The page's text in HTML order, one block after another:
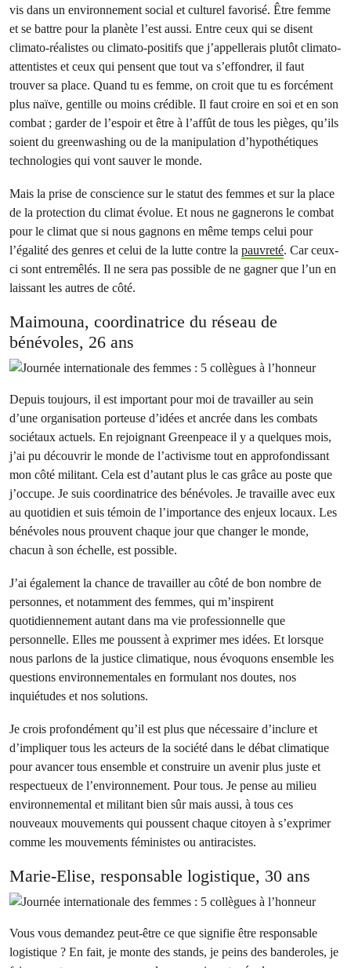
vis dans un environnement social et culturel favorisé. Être femme
et se battre pour la planète l’est aussi. Entre ceux qui se disent
climato-réalistes ou climato-positifs que j’appellerais plutôt climato-
attentistes et ceux qui pensent que tout va s’effondrer, il faut
trouver sa place. Quand tu es femme, on croit que tu es forcément
plus naïve, gentille ou moins crédible. Il faut croire en soi et en son
combat ; garder de l’espoir et être à l’affût de tous les pièges, qu’ils
soient du greenwashing ou de la manipulation d’hypothétiques
technologies qui vont sauver le monde.
Mais la prise de conscience sur le statut des femmes et sur la place
de la protection du climat évolue. Et nous ne gagnerons le combat
pour le climat que si nous gagnons en même temps celui pour
l’égalité des genres et celui de la lutte contre la pauvreté. Car ceux-
ci sont entremêlés. Il ne sera pas possible de ne gagner que l’un en
laissant les autres de côté.
Maimouna, coordinatrice du réseau de
bénévoles, 26 ans
Depuis toujours, il est important pour moi de travailler au sein
d’une organisation porteuse d’idées et ancrée dans les combats
sociétaux actuels. En rejoignant Greenpeace il y a quelques mois,
j’ai pu découvrir le monde de l’activisme tout en approfondissant
mon côté militant. Cela est d’autant plus le cas grâce au poste que
j’occupe. Je suis coordinatrice des bénévoles. Je travaille avec eux
au quotidien et suis témoin de l’importance des enjeux locaux. Les
bénévoles nous prouvent chaque jour que changer le monde,
chacun à son échelle, est possible.
J’ai également la chance de travailler au côté de bon nombre de
personnes, et notamment des femmes, qui m’inspirent
quotidiennement autant dans ma vie professionnelle que
personnelle. Elles me poussent à exprimer mes idées. Et lorsque
nous parlons de la justice climatique, nous évoquons ensemble les
questions environnementales en formulant nos doutes, nos
inquiétudes et nos solutions.
Je crois profondément qu’il est plus que nécessaire d’inclure et
d’impliquer tous les acteurs de la société dans le débat climatique
pour avancer tous ensemble et construire un avenir plus juste et
respectueux de l’environnement. Pour tous. Je pense au milieu
environnemental et militant bien sûr mais aussi, à tous ces
nouveaux mouvements qui poussent chaque citoyen à s’exprimer
comme les mouvements féministes ou antiracistes.
Marie-Elise, responsable logistique, 30 ans
Vous vous demandez peut-être ce que signifie être responsable
logistique ? En fait, je monte des stands, je peins des banderoles, je